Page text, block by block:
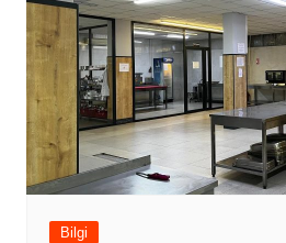
Bilgi